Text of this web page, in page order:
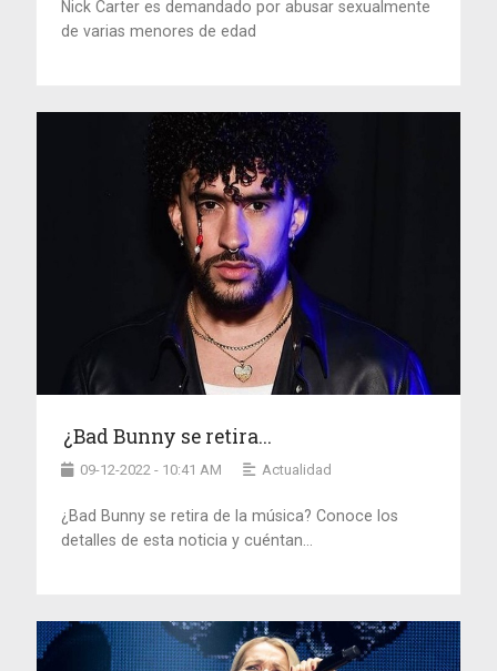
Nick Carter es demandado por abusar sexualmente
de varias menores de edad
¿Bad Bunny se retira...
09-12-2022 - 10:41 AM Actualidad
¿Bad Bunny se retira de la música? Conoce los
detalles de esta noticia y cuéntan...